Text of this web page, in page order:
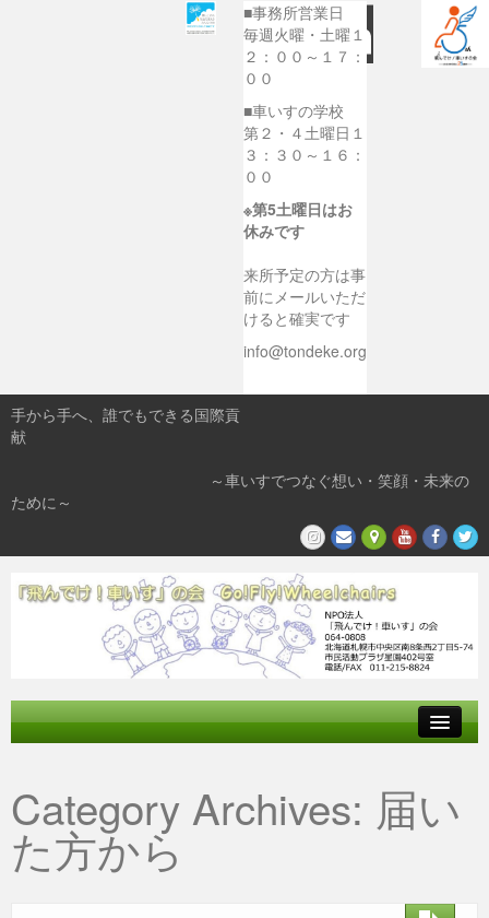
■事務所営業日
毎週火曜・土曜１
２：００～１７：
００
■車いすの学校
第２・４土曜日１
３：３０～１６：
００
※第5土曜日はお
休みです
来所予定の方は事
前にメールいただ
けると確実です
info@tondeke.org
手から手へ、誰でもできる国際貢
献
～車いすでつなぐ想い・笑顔・未来の
ために～
参加する
私たちの活動
Category Archives: 届い
た方から